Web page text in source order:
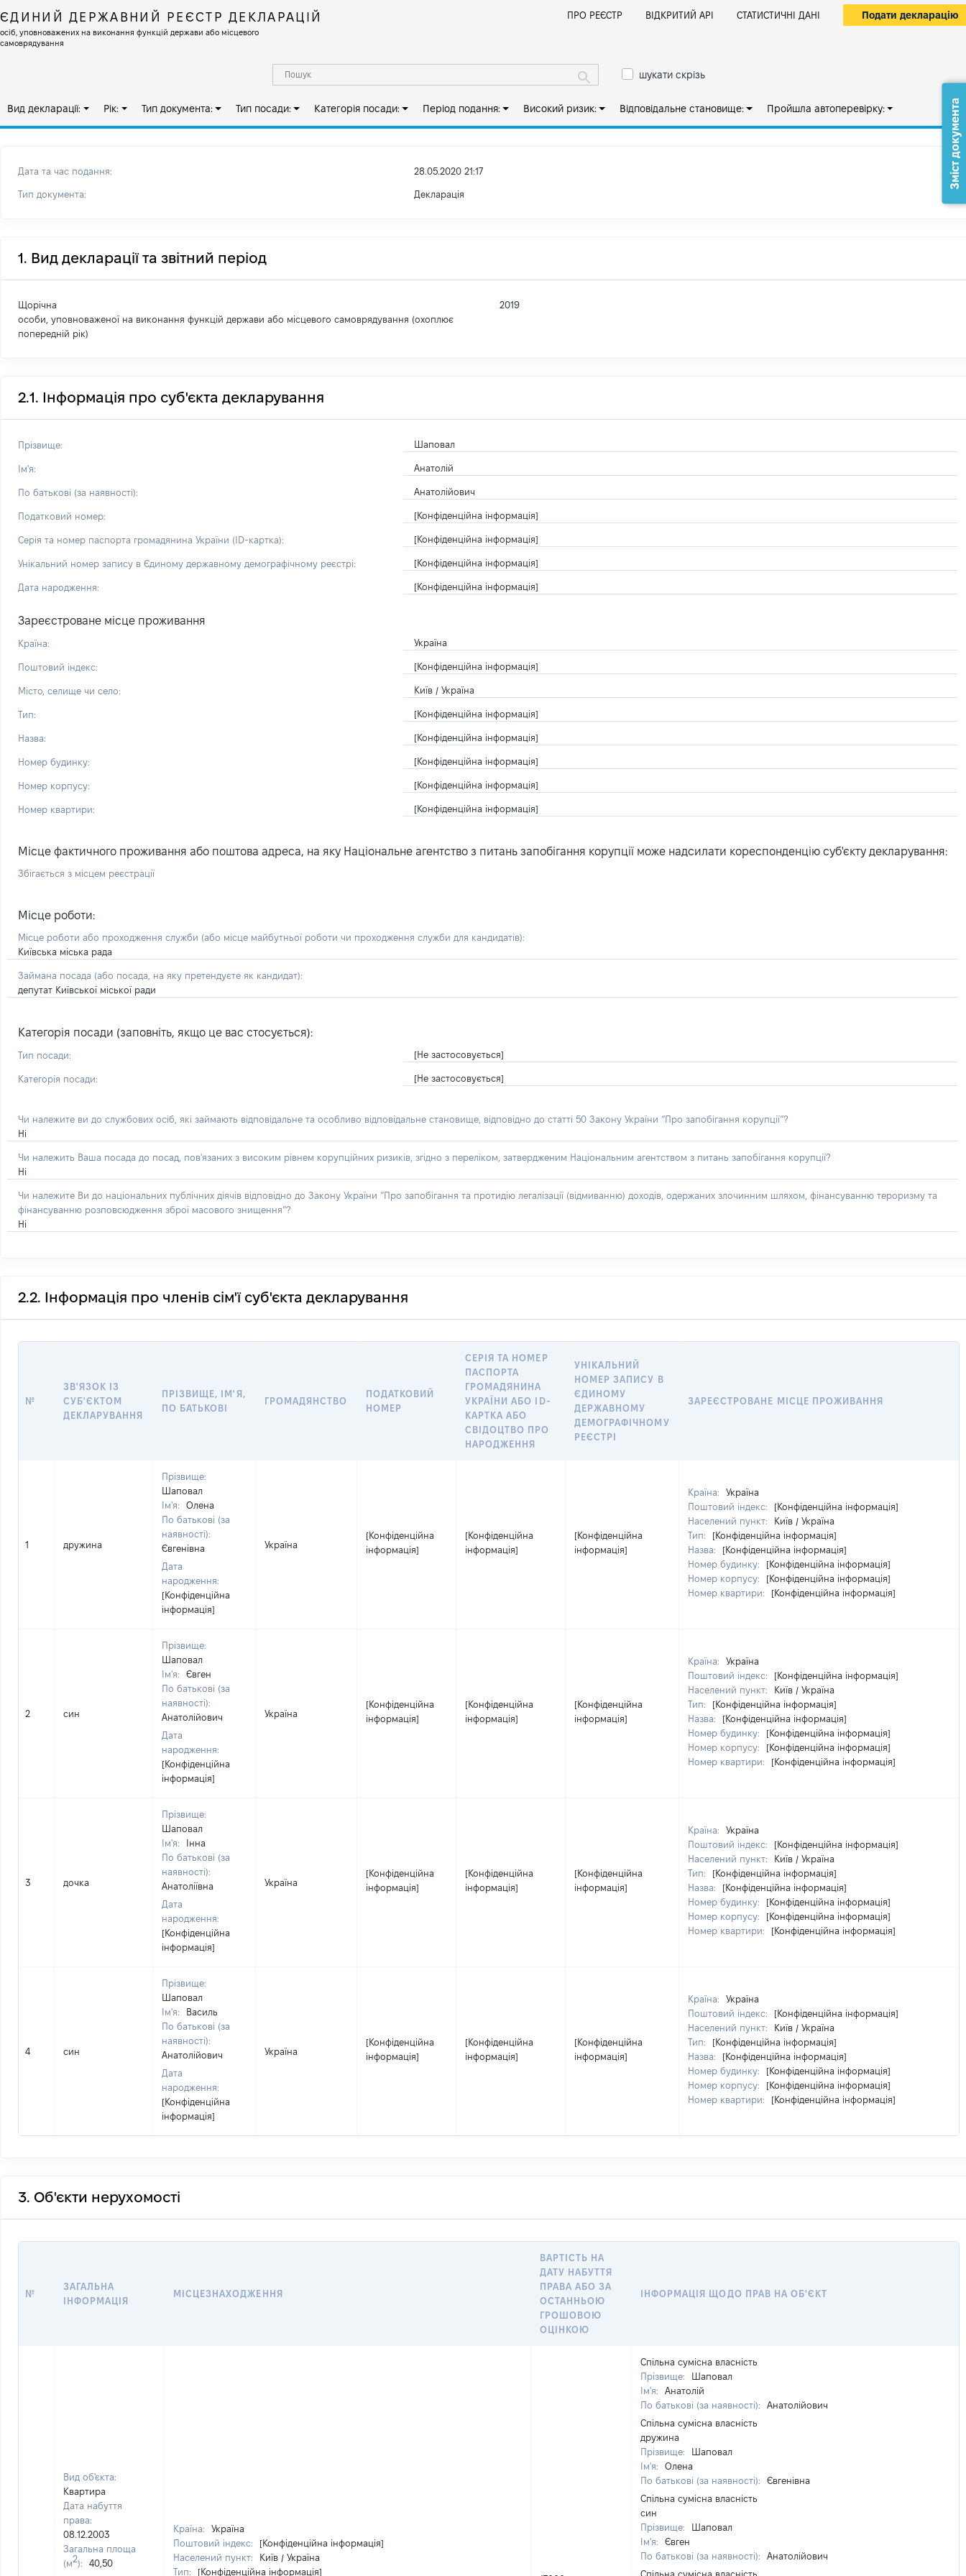
ЄДИНИЙ ДЕРЖАВНИЙ РЕЄСТР ДЕКЛАРАЦІЙ
осіб, уповноважених на виконання функцій держави або місцевого
самоврядування
ПРО РЕЄСТР ВІДКРИТИЙ АРІ СТАТИСТИЧНІ ДАНІ Подати декларацію
шукати скрізь
Вид декларації: Рік: Тип документа: Тип посади: Категорія посади: Період подання: Високий ризик: Відповідальне становище: Пройшла автоперевірку:
Дата та час подання: 28.05.2020 21:17
Тип документа: Декларація
1. Вид декларації та звітний період
Щорічна
особи, уповноваженої на виконання функцій держави або місцевого самоврядування (охоплює
попередній рік)
2019
2.1. Інформація про суб'єкта декларування
Прізвище: Шаповал
Ім'я: Анатолій
По батькові (за наявності): Анатолійович
Податковий номер: [Конфіденційна інформація]
Серія та номер паспорта громадянина України (ID-картка): [Конфіденційна інформація]
Унікальний номер запису в Єдиному державному демографічному реєстрі: [Конфіденційна інформація]
Дата народження: [Конфіденційна інформація]
Зареєстроване місце проживання
Країна: Україна
Поштовий індекс: [Конфіденційна інформація]
Місто, селище чи село: Київ / Україна
Тип: [Конфіденційна інформація]
Назва: [Конфіденційна інформація]
Номер будинку: [Конфіденційна інформація]
Номер корпусу: [Конфіденційна інформація]
Номер квартири: [Конфіденційна інформація]
Місце фактичного проживання або поштова адреса, на яку Національне агентство з питань запобігання корупції може надсилати кореспонденцію суб'єкту декларування:
Збігається з місцем реєстрації
Місце роботи:
Місце роботи або проходження служби (або місце майбутньої роботи чи проходження служби для кандидатів):
Київська міська рада
Займана посада (або посада, на яку претендуєте як кандидат):
депутат Київської міської ради
Категорія посади (заповніть, якщо це вас стосується):
Тип посади: [Не застосовується]
Категорія посади: [Не застосовується]
Чи належите ви до службових осіб, які займають відповідальне та особливо відповідальне становище, відповідно до статті 50 Закону України “Про запобігання корупції”?
Ні
Чи належить Ваша посада до посад, пов'язаних з високим рівнем корупційних ризиків, згідно з переліком, затвердженим Національним агентством з питань запобігання корупції?
Ні
Чи належите Ви до національних публічних діячів відповідно до Закону України “Про запобігання та протидію легалізації (відмиванню) доходів, одержаних злочинним шляхом, фінансуванню тероризму та
фінансуванню розповсюдження зброї масового знищення”?
Ні
2.2. Інформація про членів сім'ї суб'єкта декларування
№
ЗВ'ЯЗОК ІЗ
СУБ'ЄКТОМ
ДЕКЛАРУВАННЯ
ПРІЗВИЩЕ, ІМ'Я,
ПО БАТЬКОВІ
ГРОМАДЯНСТВО
ПОДАТКОВИЙ
НОМЕР
СЕРІЯ ТА НОМЕР
ПАСПОРТА
ГРОМАДЯНИНА
УКРАЇНИ АБО ID-
КАРТКА АБО
СВІДОЦТВО ПРО
НАРОДЖЕННЯ
УНІКАЛЬНИЙ
НОМЕР ЗАПИСУ В
ЄДИНОМУ
ДЕРЖАВНОМУ
ДЕМОГРАФІЧНОМУ
РЕЄСТРІ
ЗАРЕЄСТРОВАНЕ МІСЦЕ ПРОЖИВАННЯ
1 дружина
Прізвище:
Шаповал
Ім'я:
Олена
По батькові (за
наявності):
Євгенівна
Дата
народження:
[Конфіденційна
інформація]
Україна
[Конфіденційна
інформація]
[Конфіденційна
інформація]
[Конфіденційна
інформація]
Країна:
Україна
Поштовий індекс:
[Конфіденційна інформація]
Населений пункт:
Київ / Україна
Тип:
[Конфіденційна інформація]
Назва:
[Конфіденційна інформація]
Номер будинку:
[Конфіденційна інформація]
Номер корпусу:
[Конфіденційна інформація]
Номер квартири:
[Конфіденційна інформація]
2 син
Прізвище:
Шаповал
Ім'я:
Євген
По батькові (за
наявності):
Анатолійович
Дата
народження:
[Конфіденційна
інформація]
Україна
[Конфіденційна
інформація]
[Конфіденційна
інформація]
[Конфіденційна
інформація]
Країна:
Україна
Поштовий індекс:
[Конфіденційна інформація]
Населений пункт:
Київ / Україна
Тип:
[Конфіденційна інформація]
Назва:
[Конфіденційна інформація]
Номер будинку:
[Конфіденційна інформація]
Номер корпусу:
[Конфіденційна інформація]
Номер квартири:
[Конфіденційна інформація]
3 дочка
Прізвище:
Шаповал
Ім'я:
Інна
По батькові (за
наявності):
Анатоліївна
Дата
народження:
[Конфіденційна
інформація]
Україна
[Конфіденційна
інформація]
[Конфіденційна
інформація]
[Конфіденційна
інформація]
Країна:
Україна
Поштовий індекс:
[Конфіденційна інформація]
Населений пункт:
Київ / Україна
Тип:
[Конфіденційна інформація]
Назва:
[Конфіденційна інформація]
Номер будинку:
[Конфіденційна інформація]
Номер корпусу:
[Конфіденційна інформація]
Номер квартири:
[Конфіденційна інформація]
4 син
Прізвище:
Шаповал
Ім'я:
Василь
По батькові (за
наявності):
Анатолійович
Дата
народження:
[Конфіденційна
інформація]
Україна
[Конфіденційна
інформація]
[Конфіденційна
інформація]
[Конфіденційна
інформація]
Країна:
Україна
Поштовий індекс:
[Конфіденційна інформація]
Населений пункт:
Київ / Україна
Тип:
[Конфіденційна інформація]
Назва:
[Конфіденційна інформація]
Номер будинку:
[Конфіденційна інформація]
Номер корпусу:
[Конфіденційна інформація]
Номер квартири:
[Конфіденційна інформація]
3. Об'єкти нерухомості
№
ЗАГАЛЬНА
ІНФОРМАЦІЯ
МІСЦЕЗНАХОДЖЕННЯ
ВАРТІСТЬ НА
ДАТУ НАБУТТЯ
ПРАВА АБО ЗА
ОСТАННЬОЮ
ГРОШОВОЮ
ОЦІНКОЮ
ІНФОРМАЦІЯ ЩОДО ПРАВ НА ОБ'ЄКТ
Вид об'єкта:
Квартира
Дата набуття
права:
08.12.2003
Загальна площа
(м2): 40,50
Країна:
Україна
Поштовий індекс:
[Конфіденційна інформація]
Населений пункт:
Київ / Україна
Тип:
[Конфіденційна інформація]
Спільна сумісна власність
Прізвище:
Шаповал
Ім'я:
Анатолій
По батькові (за наявності):
Анатолійович
Спільна сумісна власність
дружина
Прізвище:
Шаповал
Ім'я:
Олена
По батькові (за наявності):
Євгенівна
Спільна сумісна власність
син
Прізвище:
Шаповал
Ім'я:
Євген
По батькові (за наявності):
Анатолійович
Спільна сумісна власність
Зміст документа